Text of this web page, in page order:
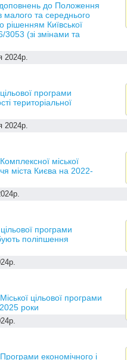
до Положення
малого та середнього
рішенням Київської
(зі змінами та
2024р.
програми
територіальної
2024р.
міської
міста Києва на 2022-
програми
поліпшення
цільової програми
2025 роки
економічного і